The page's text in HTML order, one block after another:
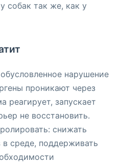
собак так же, как у
нарушение
проникают через
реагирует, запускает
не восстановить.
снижать
в среде, поддерживать